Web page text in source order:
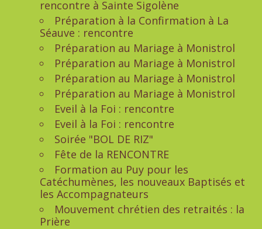
rencontre à Sainte Sigolène
Préparation à la Confirmation à La
Séauve : rencontre
Préparation au Mariage à Monistrol
Préparation au Mariage à Monistrol
Préparation au Mariage à Monistrol
Préparation au Mariage à Monistrol
Eveil à la Foi : rencontre
Eveil à la Foi : rencontre
Soirée "BOL DE RIZ"
Fête de la RENCONTRE
Formation au Puy pour les
Catéchumènes, les nouveaux Baptisés et
les Accompagnateurs
Mouvement chrétien des retraités : la
Prière